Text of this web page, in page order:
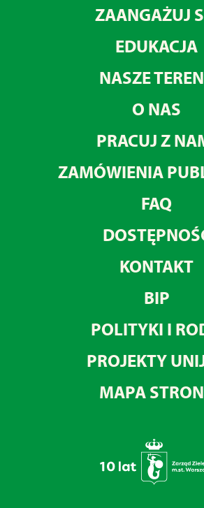
ZAANGAŻUJ
EDUKACJA
NASZE
O NAS
PRACUJ Z
ZAMÓWIENIA
FAQ
KONTAKT
BIP
POLITYKI I
PROJEKTY
MAPA